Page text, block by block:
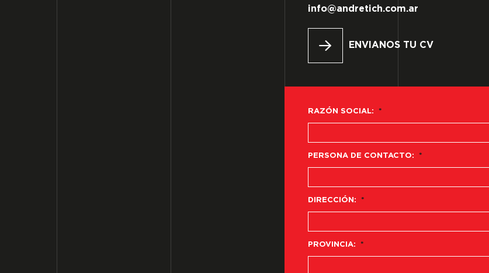
info@andretich.com.ar
ENVIANOS TU CV
RAZÓN SOCIAL: *
PERSONA DE CONTACTO: *
DIRECCIÓN: *
PROVINCIA: *